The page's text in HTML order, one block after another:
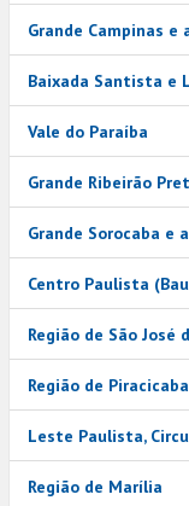
Grande Campinas e
Baixada Santista e
Vale do Paraíba
Grande Ribeirão
Grande Sorocaba e
Centro Paulista
Região de São
Região de Piracicaba
Leste Paulista,
Região de Marília